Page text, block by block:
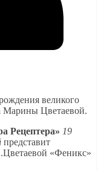
великого
Марины Цветаевой.
Рецептера» 19
представит
«Феникс»